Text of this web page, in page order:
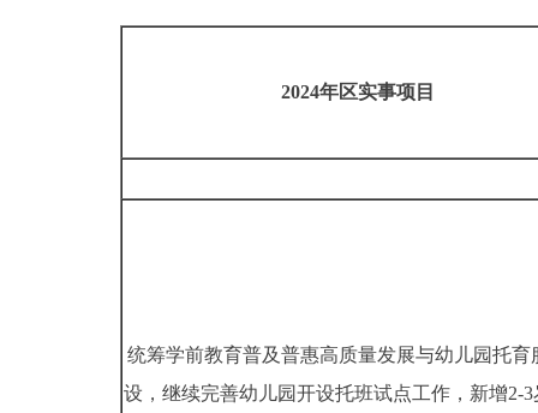
2024年区实事项目
统筹学前教育普及普惠高质量发展与幼儿园托育
设，继续完善幼儿园开设托班试点工作，新增2-3